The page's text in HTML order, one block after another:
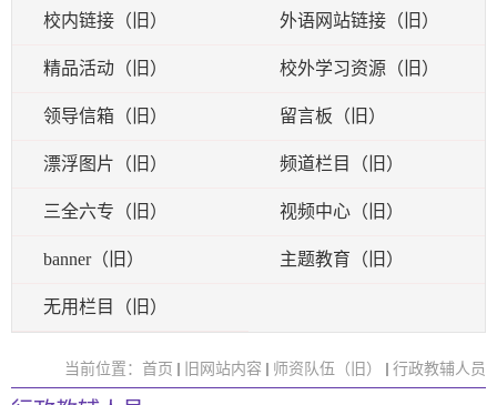
校内链接（旧） 外语网站链接（旧）
精品活动（旧） 校外学习资源（旧）
领导信箱（旧） 留言板（旧）
漂浮图片（旧） 频道栏目（旧）
三全六专（旧） 视频中心（旧）
banner（旧） 主题教育（旧）
无用栏目（旧）
当前位置： 首页 旧网站内容 师资队伍（旧） 行政教辅人员